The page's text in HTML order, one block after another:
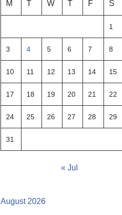
M T W T F S
1
3 4 5 6 7 8
10 11 12 13 14 15
17 18 19 20 21 22
24 25 26 27 28 29
31
« Jul
August 2026